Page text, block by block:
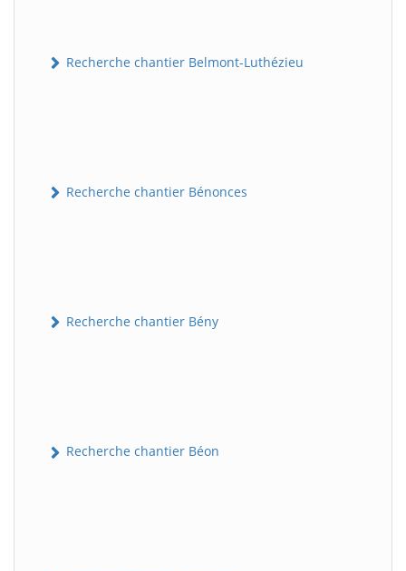
Recherche chantier Belmont-Luthézieu
Recherche chantier Bénonces
Recherche chantier Bény
Recherche chantier Béon